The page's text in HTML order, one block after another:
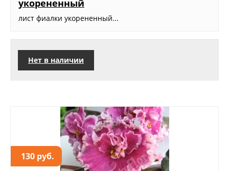
укорененный
лист фиалки укорененный...
Нет в наличии
130 руб.